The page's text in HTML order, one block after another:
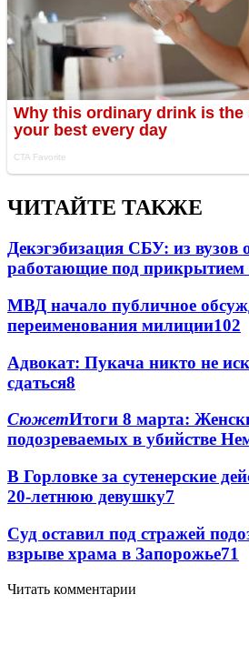
ЧИТАЙТЕ ТАКЖЕ
Декэгэбизация СБУ: из вузов
работающие под прикрытием
МВД начало публичное
переименования милиции102
Адвокат: Пукача никто не
сдаться8
СюжетИтоги 8 марта:
подозреваемых в убийстве
В Горловке за сутенерские
20-летнюю девушку7
Суд оставил под стражей
взрыве храма в Запорожье71
Читать комментарии